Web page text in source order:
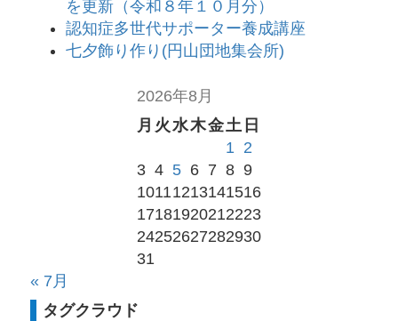
を更新（令和８年１０月分）
認知症多世代サポーター養成講座
七夕飾り作り(円山団地集会所)
2026年8月
月 火 水木金土 日
1 2
3 4 5 6 7 8 9
10111213141516
17181920212223
24252627282930
31
« 7月
タグクラウド